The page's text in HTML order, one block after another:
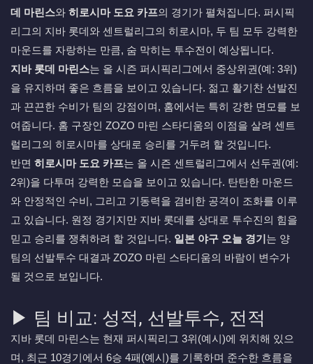
데 마린스와 히로시마 도요 카프의 경기가 펼쳐집니다. 퍼시픽
리그의 지바 롯데와 센트럴리그의 히로시마, 두 팀 모두 강력한
마운드를 자랑하는 만큼, 숨 막히는 투수전이 예상됩니다.
지바 롯데 마린스는 올 시즌 퍼시픽리그에서 중상위권(예: 3위)
을 유지하며 좋은 흐름을 보이고 있습니다. 젊고 활기찬 선발진
과 끈끈한 수비가 팀의 강점이며, 홈에서는 특히 강한 면모를 보
여줍니다. 홈 구장인 ZOZO 마린 스타디움의 이점을 살려 센트
럴리그의 히로시마를 상대로 승리를 거두려 할 것입니다.
반면 히로시마 도요 카프는 올 시즌 센트럴리그에서 선두권(예:
2위)을 다투며 강력한 모습을 보이고 있습니다. 탄탄한 마운드
와 안정적인 수비, 그리고 기동력을 겸비한 공격이 조화를 이루
고 있습니다. 원정 경기지만 지바 롯데를 상대로 투수진의 힘을
믿고 승리를 쟁취하려 할 것입니다. 일본 야구 오늘 경기는 양
팀의 선발투수 대결과 ZOZO 마린 스타디움의 바람이 변수가
될 것으로 보입니다.
▶ 팀 비교: 성적, 선발투수, 전적
지바 롯데 마린스는 현재 퍼시픽리그 3위(예시)에 위치해 있으
며, 최근 10경기에서 6승 4패(예시)를 기록하며 준수한 흐름을